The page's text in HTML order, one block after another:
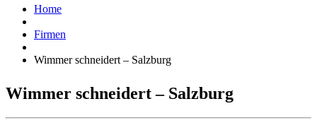
Home
Firmen
Wimmer schneidert – Salzburg
Wimmer schneidert – Salzburg